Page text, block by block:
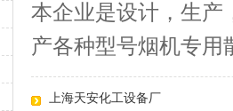
本企业是设计，生产
产各种型号烟机专用
上海天安化工设备厂